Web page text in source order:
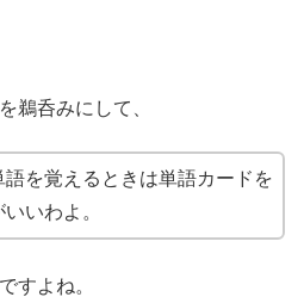
鵜呑みにして、
語を覚えるときは単語カードを
いわよ。
すよね。